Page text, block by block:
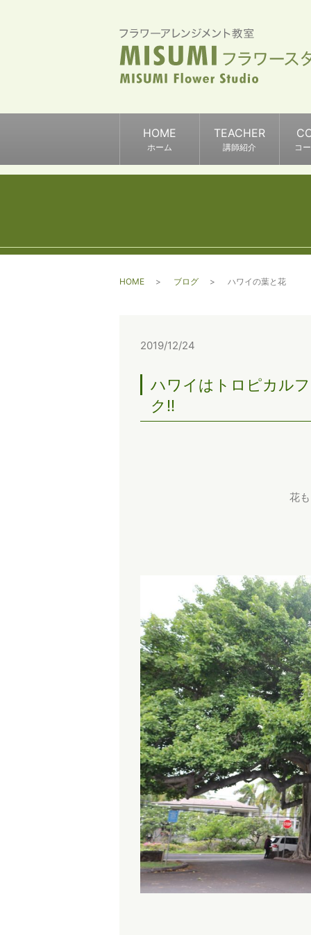
HOME
ホーム
TEACHER
講師紹介 コ
HOME ブログ ハワイの葉と花
2019/12/24
ハワイはトロピカル
ク!!
花